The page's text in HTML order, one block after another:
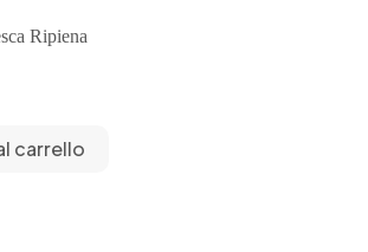
Ripiena
carrello